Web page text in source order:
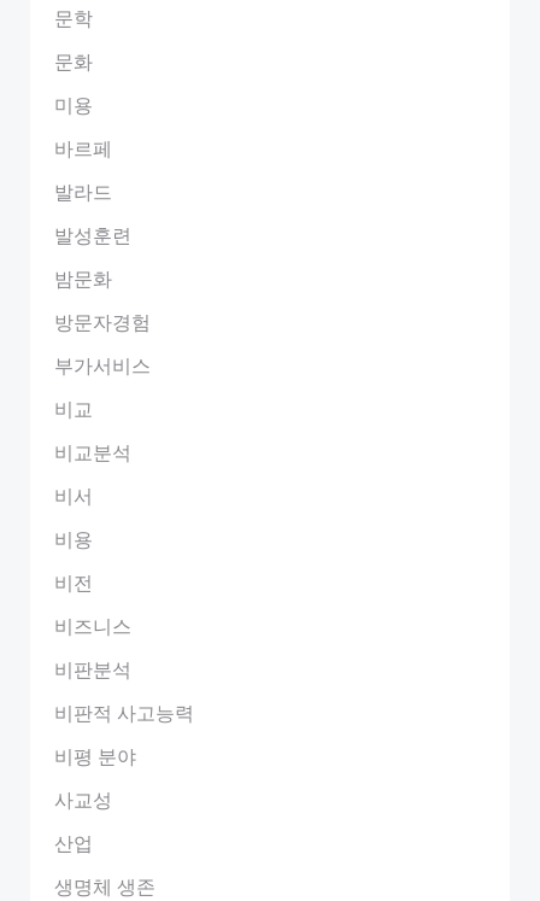
문학
문화
미용
바르페
발라드
발성훈련
밤문화
방문자경험
부가서비스
비교
비교분석
비서
비용
비전
비즈니스
비판분석
비판적 사고능력
비평 분야
사교성
산업
생명체 생존